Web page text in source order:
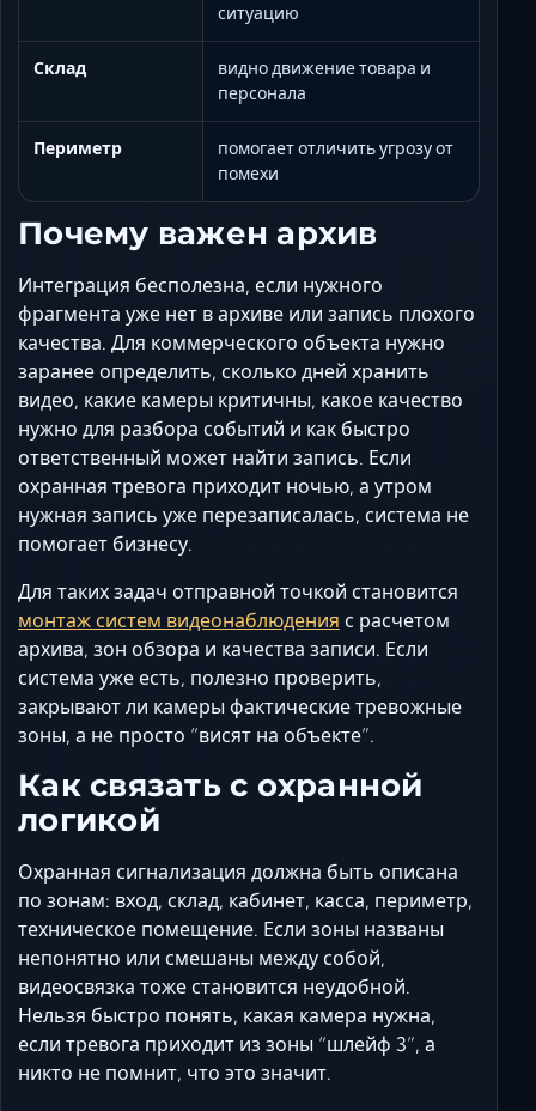
ситуацию
Склад
видно движение товара и
персонала
Периметр
помогает отличить угрозу от
помехи
Почему важен архив
Интеграция бесполезна, если нужного
фрагмента уже нет в архиве или запись плохого
качества. Для коммерческого объекта нужно
заранее определить, сколько дней хранить
видео, какие камеры критичны, какое качество
нужно для разбора событий и как быстро
ответственный может найти запись. Если
охранная тревога приходит ночью, а утром
нужная запись уже перезаписалась, система не
помогает бизнесу.
Для таких задач отправной точкой становится
монтаж систем видеонаблюдения с расчетом
архива, зон обзора и качества записи. Если
система уже есть, полезно проверить,
закрывают ли камеры фактические тревожные
зоны, а не просто “висят на объекте”.
Как связать с охранной
логикой
Охранная сигнализация должна быть описана
по зонам: вход, склад, кабинет, касса, периметр,
техническое помещение. Если зоны названы
непонятно или смешаны между собой,
видеосвязка тоже становится неудобной.
Нельзя быстро понять, какая камера нужна,
если тревога приходит из зоны “шлейф 3”, а
никто не помнит, что это значит.